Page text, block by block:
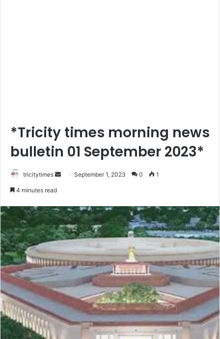
*Tricity times morning news
bulletin 01 September 2023*
tricitytimes
SendSeptember 1, 2023 0 1
4 minutes read